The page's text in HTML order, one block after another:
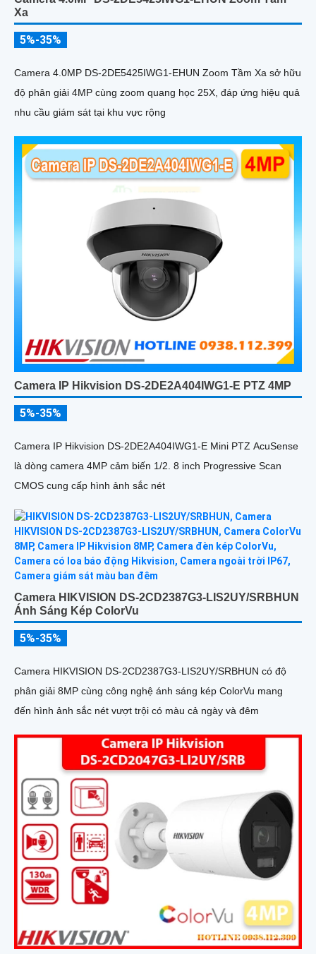
Xa
5%-35%
Camera 4.0MP DS-2DE5425IWG1-EHUN Zoom Tầm Xa sở hữu
độ phân giải 4MP cùng zoom quang học 25X, đáp ứng hiệu quả
nhu cầu giám sát tại khu vực rộng
Camera IP Hikvision DS-2DE2A404IWG1-E PTZ 4MP
5%-35%
Camera IP Hikvision DS-2DE2A404IWG1-E Mini PTZ AcuSense
là dòng camera 4MP cảm biến 1/2. 8 inch Progressive Scan
CMOS cung cấp hình ảnh sắc nét
Camera HIKVISION DS-2CD2387G3-LIS2UY/SRBHUN
Ánh Sáng Kép ColorVu
5%-35%
Camera HIKVISION DS-2CD2387G3-LIS2UY/SRBHUN có độ
phân giải 8MP cùng công nghệ ánh sáng kép ColorVu mang
đến hình ảnh sắc nét vượt trội có màu cả ngày và đêm